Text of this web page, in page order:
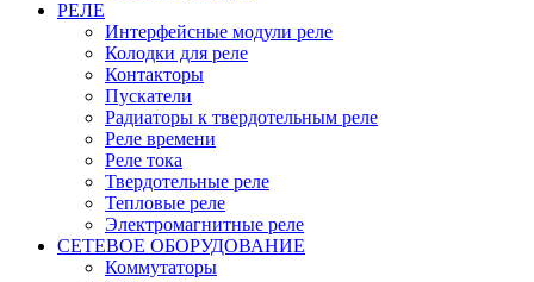
РЕЛЕ
Интерфейсные модули реле
Колодки для реле
Контакторы
Пускатели
Радиаторы к твердотельным реле
Реле времени
Реле тока
Твердотельные реле
Тепловые реле
Электромагнитные реле
СЕТЕВОЕ ОБОРУДОВАНИЕ
Коммутаторы